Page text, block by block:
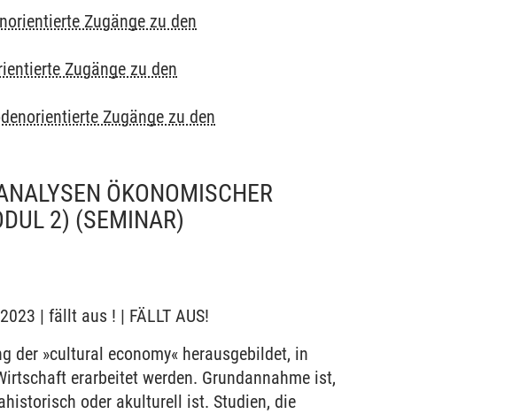
Zugänge zu den
Zugänge zu den
Zugänge zu den
ÖKONOMISCHER
2) (SEMINAR)
| fällt aus ! | FÄLLT AUS!
der »cultural economy« herausgebildet, in
erarbeitet werden. Grundannahme ist,
oder akulturell ist. Studien, die